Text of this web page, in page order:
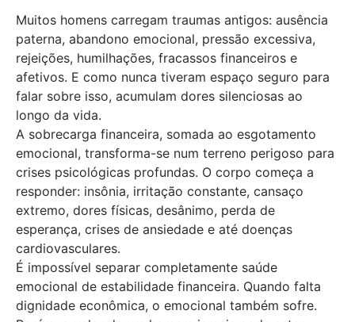
Muitos homens carregam traumas antigos: ausência
paterna, abandono emocional, pressão excessiva,
rejeições, humilhações, fracassos financeiros e
afetivos. E como nunca tiveram espaço seguro para
falar sobre isso, acumulam dores silenciosas ao
longo da vida.
A sobrecarga financeira, somada ao esgotamento
emocional, transforma-se num terreno perigoso para
crises psicológicas profundas. O corpo começa a
responder: insônia, irritação constante, cansaço
extremo, dores físicas, desânimo, perda de
esperança, crises de ansiedade e até doenças
cardiovasculares.
É impossível separar completamente saúde
emocional de estabilidade financeira. Quando falta
dignidade econômica, o emocional também sofre.